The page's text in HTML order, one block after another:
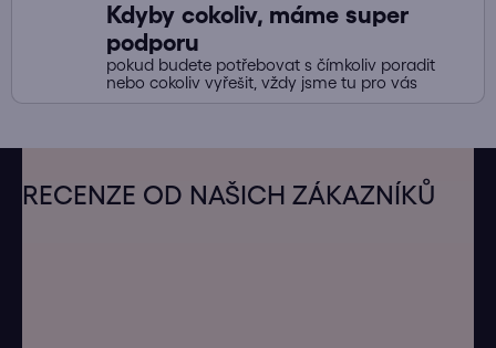
Kdyby cokoliv, máme super
podporu
pokud budete potřebovat s čímkoliv poradit
nebo cokoliv vyřešit, vždy jsme tu pro vás
RECENZE OD NAŠICH ZÁKAZNÍKŮ